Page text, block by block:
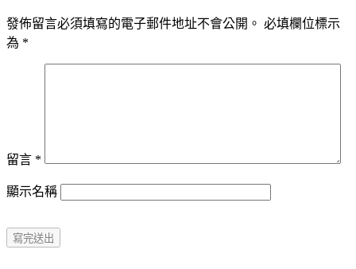
發佈留言必須填寫的電子郵件地址不會公開。 必填欄位標示
為 *
留言 *
顯示名稱